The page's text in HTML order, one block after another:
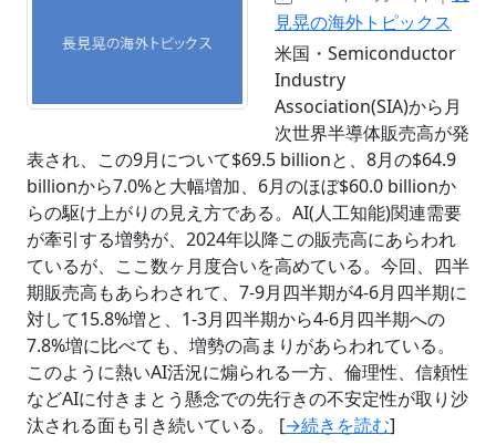
見晃の海外トピックス
米国・Semiconductor
Industry
Association(SIA)から月
次世界半導体販売高が発
表され、この9月について$69.5 billionと、8月の$64.9
billionから7.0%と大幅増加、6月のほぼ$60.0 billionか
らの駆け上がりの見え方である。AI(人工知能)関連需要
が牽引する増勢が、2024年以降この販売高にあらわれ
ているが、ここ数ヶ月度合いを高めている。今回、四半
期販売高もあらわされて、7-9月四半期が4-6月四半期に
対して15.8%増と、1-3月四半期から4-6月四半期への
7.8%増に比べても、増勢の高まりがあらわれている。
このように熱いAI活況に煽られる一方、倫理性、信頼性
などAIに付きまとう懸念での先行きの不安定性が取り沙
汰される面も引き続いている。 [→続きを読む]